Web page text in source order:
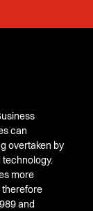
can
overtaken by
technology.
more
therefore
and